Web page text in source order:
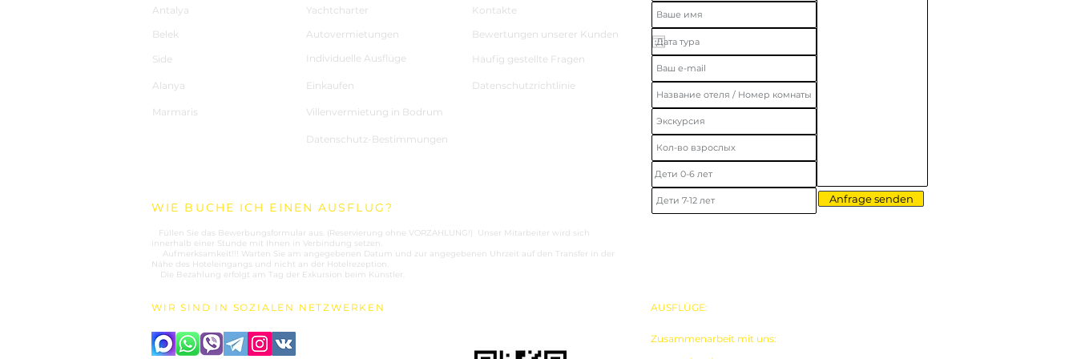
Antalya
Belek
Side
Alanya
Marmaris
Yachtcharter
Autovermietungen
Individuelle Ausflüge
Einkaufen
Kontakte
Bewertungen unserer Kunden
Häufig gestellte Fragen
Datenschutzrichtlinie
Villenvermietung in Bodrum
Datenschutz-Bestimmungen
Anfrage senden
WIE BUCHE ICH EINEN AUSFLUG?
Füllen Sie das Bewerbungsformular aus. (Reservierung ohne VORZAHLUNG!) Unser Mitarbeiter wird sich
innerhalb einer Stunde mit Ihnen in Verbindung setzen.
Aufmerksamkeit!!! Warten Sie am angegebenen Datum und zur angegebenen Uhrzeit auf den Transfer in der
Nähe des Hoteleingangs und nicht an der Hotelrezeption.
Die Bezahlung erfolgt am Tag der Exkursion beim Künstler.
WIR SIND IN SOZIALEN NETZWERKEN AUSFLÜGE:
Zusammenarbeit mit uns: